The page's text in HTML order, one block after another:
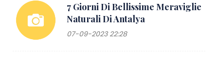
7 Giorni Di Bellissime Meraviglie
Naturali Di Antalya
07-09-2023 22:28